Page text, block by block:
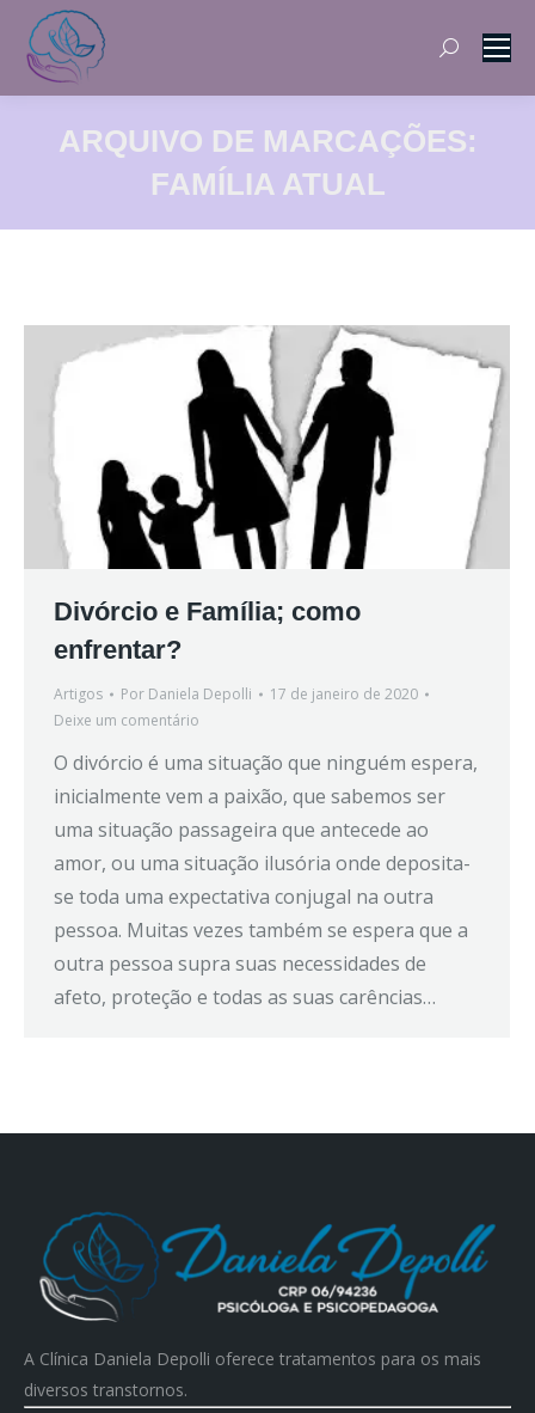
Search:
ARQUIVO DE MARCAÇÕES:
FAMÍLIA ATUAL
Divórcio e Família; como
enfrentar?
Artigos Por Daniela Depolli
17 de janeiro de 2020
Deixe um comentário
O divórcio é uma situação que ninguém espera,
inicialmente vem a paixão, que sabemos ser
uma situação passageira que antecede ao
amor, ou uma situação ilusória onde deposita-
se toda uma expectativa conjugal na outra
pessoa. Muitas vezes também se espera que a
outra pessoa supra suas necessidades de
afeto, proteção e todas as suas carências…
A Clínica Daniela Depolli oferece tratamentos para os mais
diversos transtornos.